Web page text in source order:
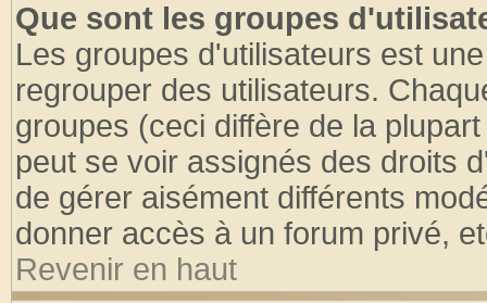
Que sont les groupes
Les groupes d'utilisateurs est
regrouper des utilisateurs.
groupes (ceci diffère de la
peut se voir assignés des droits
de gérer aisément différents
donner accès à un forum privé,
Revenir en haut